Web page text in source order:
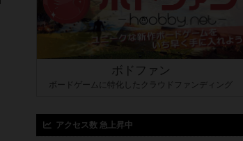
ボドファン
ボードゲームに特化したクラウドファンディング
アクセス数 急上昇中